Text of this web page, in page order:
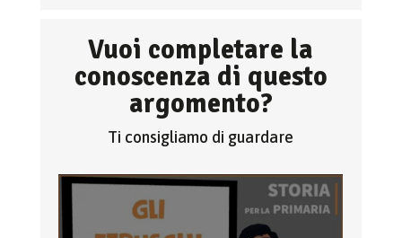
Vuoi completare la
conoscenza di questo
argomento?
Ti consigliamo di guardare